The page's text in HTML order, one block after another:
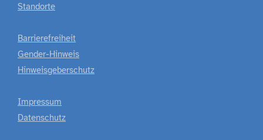
Standorte
Barrierefreiheit
Gender-Hinweis
Hinweisgeberschutz
Impressum
Datenschutz